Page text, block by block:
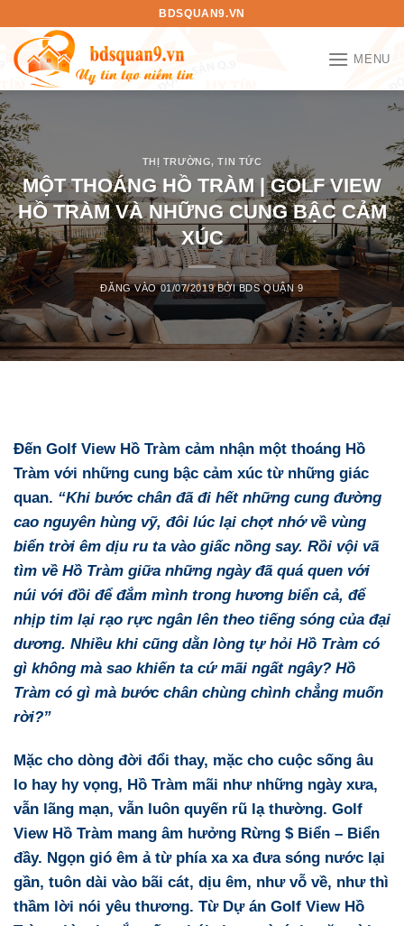
nội
dung
BDSQUAN9.VN
MENU
THỊ TRƯỜNG,TIN TỨC
MỘT THOÁNG HỒ TRÀM | GOLF VIEW
HỒ TRÀM VÀ NHỮNG CUNG BẬC CẢM
XÚC
ĐĂNG VÀO01/07/2019 BỞIBDS QUẬN 9
Đến Golf View Hồ Tràm cảm nhận một thoáng Hồ
Tràm với những cung bậc cảm xúc từ những giác
quan. “Khi bước chân đã đi hết những cung đường
cao nguyên hùng vỹ, đôi lúc lại chợt nhớ về vùng
biển trời êm dịu ru ta vào giấc nồng say. Rồi vội vã
tìm về Hồ Tràm giữa những ngày đã quá quen với
núi với đồi để đắm mình trong hương biển cả, để
nhịp tim lại rạo rực ngân lên theo tiếng sóng của đại
dương. Nhiều khi cũng dằn lòng tự hỏi Hồ Tràm có
gì không mà sao khiến ta cứ mãi ngất ngây? Hồ
Tràm có gì mà bước chân chùng chình chẳng muốn
rời?”
Mặc cho dòng đời đổi thay, mặc cho cuộc sống âu
lo hay hy vọng, Hồ Tràm mãi như những ngày xưa,
vẫn lãng mạn, vẫn luôn quyến rũ lạ thường. Golf
View Hồ Tràm mang âm hưởng Rừng $ Biển – Biển
đầy. Ngọn gió êm ả từ phía xa xa đưa sóng nước lại
gần, tuôn dài vào bãi cát, dịu êm, như vỗ về, như thì
thầm lời nói yêu thương. Từ Dự án Golf View Hồ